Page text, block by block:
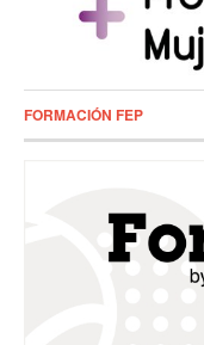
FORMACIÓN FEP